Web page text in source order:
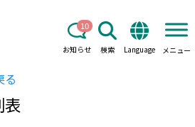
お知らせ
10
検索 Language メニュー
る
表